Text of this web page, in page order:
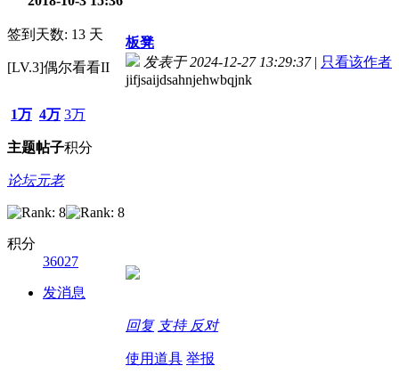
签到天数: 13 天
[LV.3]偶尔看看II
1万
主题
4万
帖子
3万
积分
论坛元老
积分
36027
发消息
板凳
发表于 2024-12-27 13:29:37 | 只看该作者
jifjsaijdsahnjehwbqjnk
回复 支持 反对
使用道具 举报